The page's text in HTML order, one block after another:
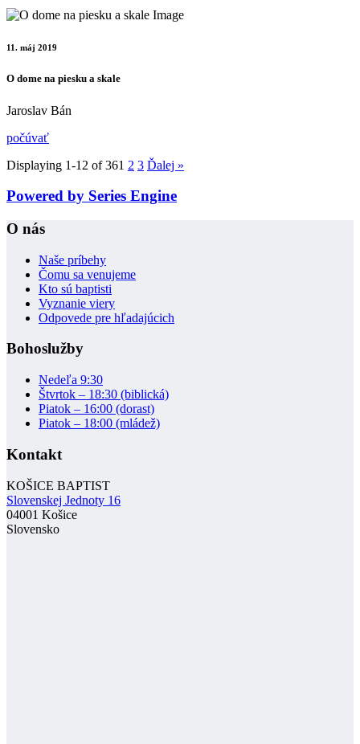
11. máj 2019
O dome na piesku a skale
Jaroslav Bán
počúvať
Displaying 1-12 of 361 2 3 Ďalej »
Powered by Series Engine
O nás
Naše príbehy
Čomu sa venujeme
Kto sú baptisti
Vyznanie viery
Odpovede pre hľadajúcich
Bohoslužby
Nedeľa 9:30
Štvrtok – 18:30 (biblická)
Piatok – 16:00 (dorast)
Piatok – 18:00 (mládež)
Kontakt
KOŠICE BAPTIST
Slovenskej Jednoty 16
04001 Košice
Slovensko